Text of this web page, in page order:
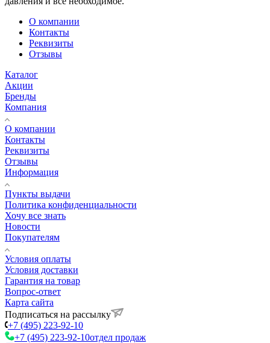
О компании
Контакты
Реквизиты
Отзывы
Каталог
Акции
Бренды
Компания
О компании
Контакты
Реквизиты
Отзывы
Информация
Пункты выдачи
Политика конфиденциальности
Хочу все знать
Новости
Покупателям
Условия оплаты
Условия доставки
Гарантия на товар
Вопрос-ответ
Карта сайта
Подписаться на рассылку
+7 (495) 223-92-10
+7 (495) 223-92-10отдел продаж